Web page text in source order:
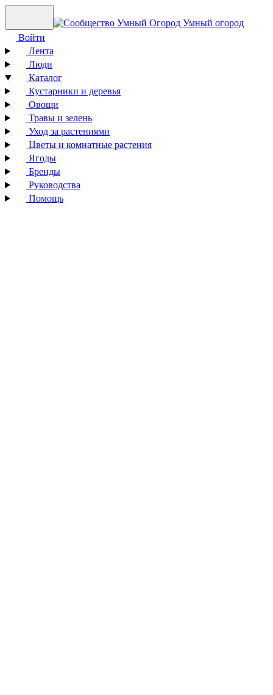
Умный огород
Войти
Лента
Люди
Каталог
Кустарники и деревья
Овощи
Травы и зелень
Уход за растениями
Цветы и комнатные растения
Ягоды
Бренды
Руководства
Помощь